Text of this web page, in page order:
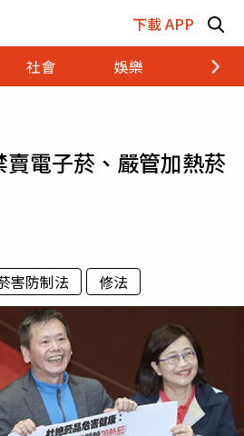
下載 APP
社會 娛樂 財經
電子菸、嚴管加熱菸
害防制法 修法